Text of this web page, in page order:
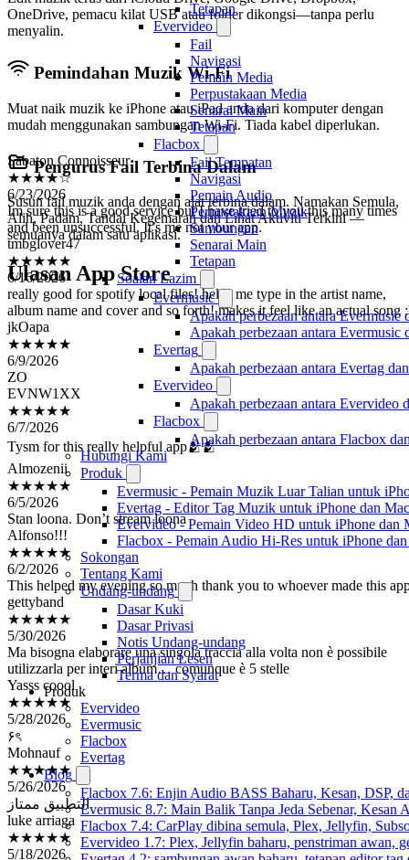
Tetapan
Evervideo
Fail
Navigasi
Pemain Media
Perpustakaan Media
Senarai Main
Tetapan
Flacbox
Fail Tempatan
Navigasi
Pemain Audio
Perpustakaan Muzik
Sambungan
Senarai Main
Tetapan
Soalan Lazim
Evermusic
Apakah perbezaan antara Evermusic
Apakah perbezaan antara Evermusic
Evertag
Apakah perbezaan antara Evertag
Evervideo
Apakah perbezaan antara Evervideo
Flacbox
Apakah perbezaan antara Flacbox
Hubungi Kami
Produk
Evermusic - Pemain Muzik Luar Talian untuk
Evertag - Editor Tag Muzik untuk iPhone dan Mac
Evervideo - Pemain Video HD untuk iPhone dan
Flacbox - Pemain Audio Hi-Res untuk iPhone
Sokongan
Tentang Kami
Undang-undang
Dasar Kuki
Dasar Privasi
Notis Undang-undang
Perjanjian Lesen
Terma dan Syarat
Produk
Evervideo
Evermusic
Flacbox
Evertag
Blog
Flacbox 7.6: Enjin Audio BASS Baharu, Kesan, DSP,
Evermusic 8.7: Main Balik Tanpa Jeda Sebenar, Kesan
Flacbox 7.4: CarPlay dibina semula, Plex, Jellyfin,
Evervideo 1.7: Plex, Jellyfin baharu, penstriman awan,
OneDrive, pemacu kilat USB atau folder dikongsi—tanpa perlu
menyalin.
Pemindahan Muzik Wi-Fi
Muat naik muzik ke iPhone atau iPad anda dari komputer dengan
mudah menggunakan sambungan Wi-Fi. Tiada kabel diperlukan.
Pengurus Fail Terbina Dalam
Susun fail muzik anda dengan alat terbina dalam. Namakan Semula,
Alih, Padam, Tandai Kegemaran dan Lihat Aktiviti Terkini —
semuanya dalam satu aplikasi.
Ulasan App Store
Sabaton Connoisseur
★★★★☆
6/23/2026
Im sure this is a good service but I have tried to you this many times
and been unsuccessful. It’s me not your app.
tmbglover47
★★★★★
6/16/2026
really good for spotify local files! helps me type in the artist name,
album name and cover and so forth! makes it feel like an actual song
jkOapa
★★★★★
6/9/2026
ZO
EVNW1XX
★★★★★
6/7/2026
Tysm for this really helpful app🫂🫂
Almozenii
★★★★★
6/5/2026
Stan loona. Don’t stream loona
Alfonso!!!
★★★★★
6/2/2026
This helped my evening so much thank you to whoever made this
gettyband
★★★★★
5/30/2026
Ma bisogna elaborare una singola traccia alla volta non è possibile
utilizzarla per interi album… comunque è 5 stelle
Yasss coool
★★★★★
5/28/2026
۶ৎ
Mohnauf
★★★★★
5/26/2026
التطبيق ممتاز
luke arriaga
★★★★★
5/18/2026
I use Evertag all the time, and I only have good things to say about it!